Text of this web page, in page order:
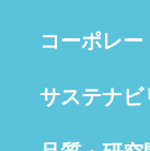
コーポレ
サステナビ